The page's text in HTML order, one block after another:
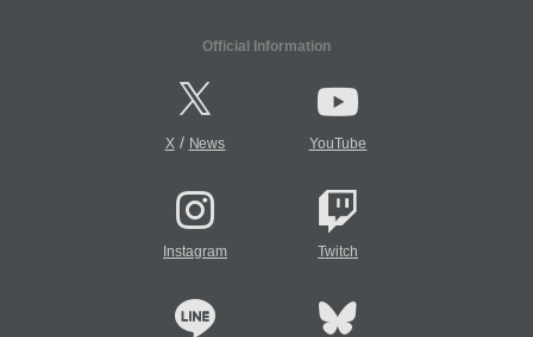
Official Information
X/ News YouTube
Instagram Twitch